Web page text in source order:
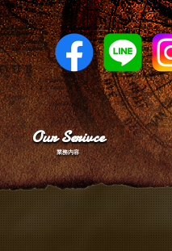
Our Serivce
業務内容